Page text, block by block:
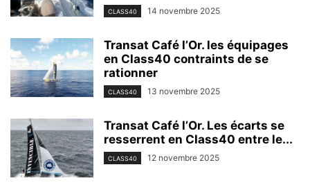
CLASS40 14 novembre 2025
Transat Café l’Or. les équipages
en Class40 contraints de se
rationner
CLASS40 13 novembre 2025
Transat Café l’Or. Les écarts se
resserrent en Class40 entre le...
CLASS40 12 novembre 2025